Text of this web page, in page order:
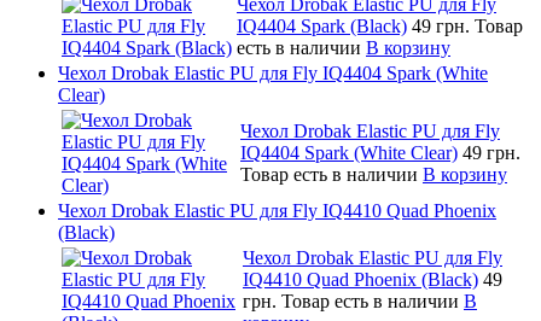
IQ4404 Spark (Black) 49 грн. Товар
есть в наличии В корзину
Чехол Drobak Elastic PU для Fly IQ4404 Spark (White
Clear)
Чехол Drobak Elastic PU для Fly
IQ4404 Spark (White Clear) 49 грн.
Товар есть в наличии В корзину
Чехол Drobak Elastic PU для Fly IQ4410 Quad Phoenix
(Black)
Чехол Drobak Elastic PU для Fly
IQ4410 Quad Phoenix (Black) 49
грн. Товар есть в наличии В